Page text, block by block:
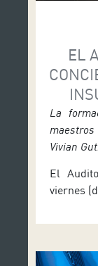
EL
La
Vivian
El
viernes
y Vivian